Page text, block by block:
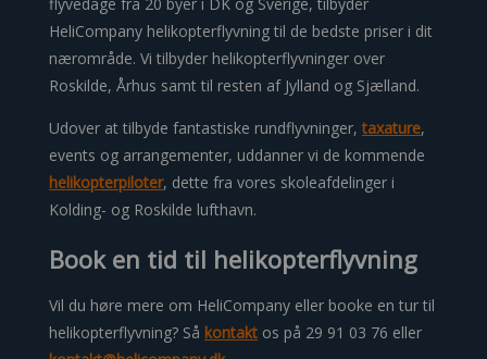
HeliCompany helikopterflyvning til de bedste priser i dit
nærområde. Vi tilbyder helikopterflyvninger over
Roskilde, Århus samt til resten af Jylland og Sjælland.
Udover at tilbyde fantastiske rundflyvninger,taxature,
events og arrangementer, uddanner vi de kommende
helikopterpiloter, dette fra vores skoleafdelinger i
Kolding- og Roskilde lufthavn.
Book en tid til helikopterflyvning
Vil du høre mere om HeliCompany eller booke en tur til
helikopterflyvning? Så kontakt os på 29 91 03 76 eller